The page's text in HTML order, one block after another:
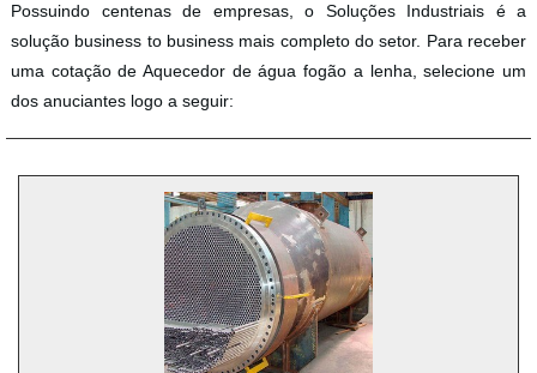
Possuindo centenas de empresas, o Soluções Industriais é a
solução business to business mais completo do setor. Para receber
uma cotação de Aquecedor de água fogão a lenha, selecione um
dos anuciantes logo a seguir: